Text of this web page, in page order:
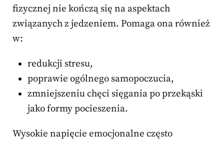
fizycznej nie kończą się na aspektach
związanych z jedzeniem. Pomaga ona również
w:
redukcji stresu,
poprawie ogólnego samopoczucia,
zmniejszeniu chęci sięgania po przekąski
jako formy pocieszenia.
Wysokie napięcie emocjonalne często